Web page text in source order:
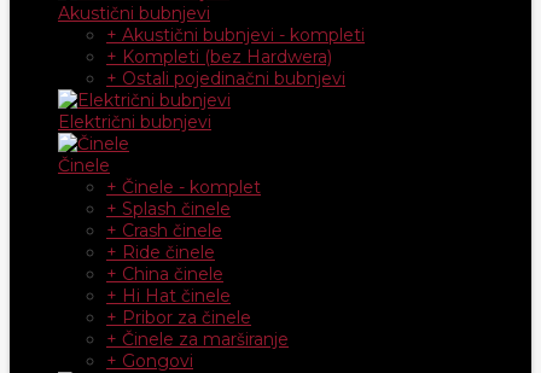
Akustični bubnjevi
+ Akustični bubnjevi - kompleti
+ Kompleti (bez Hardwera)
+ Ostali pojedinačni bubnjevi
Električni bubnjevi
Činele
+ Činele - komplet
+ Splash činele
+ Crash činele
+ Ride činele
+ China činele
+ Hi Hat činele
+ Pribor za činele
+ Činele za marširanje
+ Gongovi